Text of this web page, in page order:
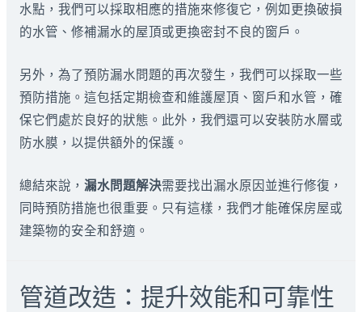
水點，我們可以採取相應的措施來修復它，例如更換破損
的水管、修補漏水的屋頂或更換密封不良的窗戶。
另外，為了預防漏水問題的再次發生，我們可以採取一些
預防措施。這包括定期檢查和維護屋頂、窗戶和水管，確
保它們處於良好的狀態。此外，我們還可以安裝防水層或
防水膜，以提供額外的保護。
總結來說， 漏水問題解決需要找出漏水原因並進行修復，
同時預防措施也很重要。只有這樣，我們才能確保房屋或
建築物的安全和舒適。
管道改造：提升效能和可靠性